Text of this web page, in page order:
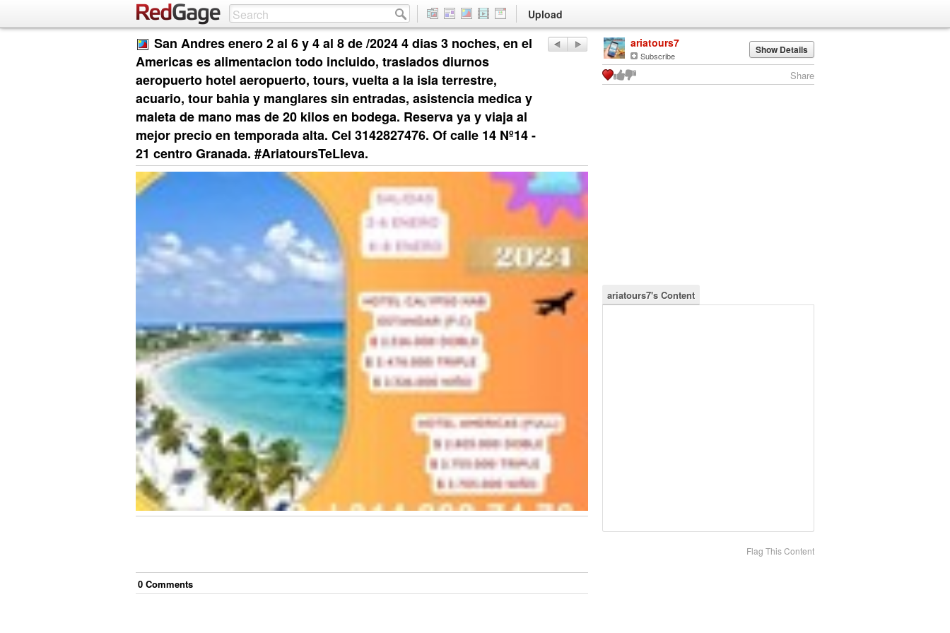
Upload
San Andres enero 2 al 6 y 4 al 8 de /2024 4 dias 3 noches, en el
Americas es alimentacion todo incluido, traslados diurnos
aeropuerto hotel aeropuerto, tours, vuelta a la isla terrestre,
acuario, tour bahia y manglares sin entradas, asistencia medica y
maleta de mano mas de 20 kilos en bodega. Reserva ya y viaja al
mejor precio en temporada alta. Cel 3142827476. Of calle 14 Nº14 -
21 centro Granada. #AriatoursTeLleva.
0 Comments
ariatours7
Subscribe Show Details
Share
ariatours7's Content
Flag This Content